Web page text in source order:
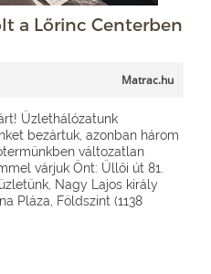
a Lőrinc Centerben
Matrac.hu
Üzlethálózatunk
bezártuk, azonban három
változatlan
várjuk Önt: Üllői út 81.
Nagy Lajos király
Pláza, Földszint (1138